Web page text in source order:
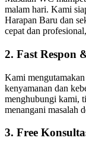
malam hari. Kami
Harapan Baru dan
cepat dan
2. Fast Respon
Kami
kenyamanan dan
menghubungi kami,
menangani masalah
3. Free